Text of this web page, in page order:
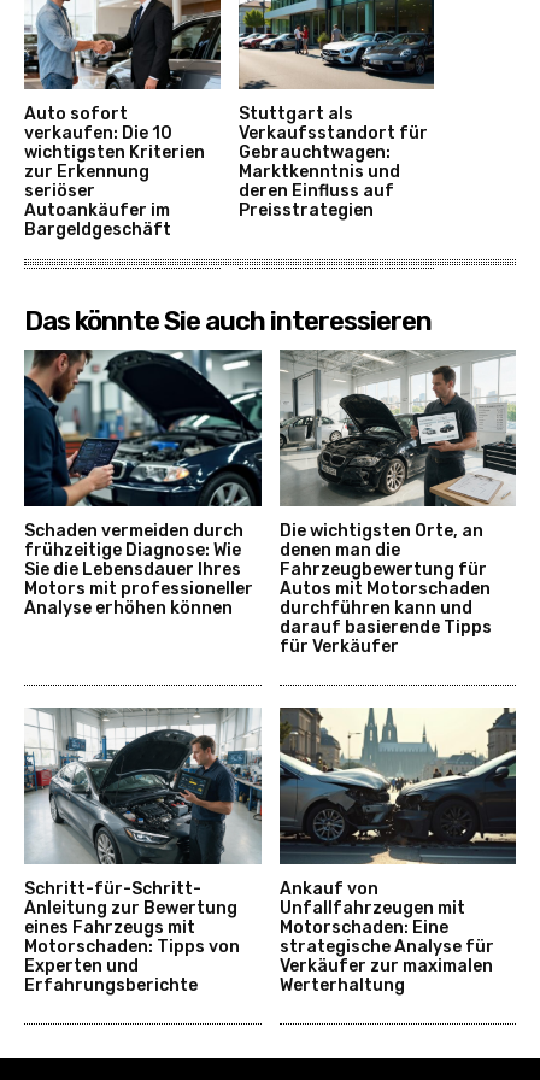
Auto sofort
verkaufen: Die 10
wichtigsten Kriterien
zur Erkennung
seriöser
Autoankäufer im
Bargeldgeschäft
Stuttgart als
Verkaufsstandort für
Gebrauchtwagen:
Marktkenntnis und
deren Einfluss auf
Preisstrategien
Das könnte Sie auch interessieren
Schaden vermeiden durch
frühzeitige Diagnose: Wie
Sie die Lebensdauer Ihres
Motors mit professioneller
Analyse erhöhen können
Die wichtigsten Orte, an
denen man die
Fahrzeugbewertung für
Autos mit Motorschaden
durchführen kann und
darauf basierende Tipps
für Verkäufer
Schritt-für-Schritt-
Anleitung zur Bewertung
eines Fahrzeugs mit
Motorschaden: Tipps von
Experten und
Erfahrungsberichte
Ankauf von
Unfallfahrzeugen mit
Motorschaden: Eine
strategische Analyse für
Verkäufer zur maximalen
Werterhaltung